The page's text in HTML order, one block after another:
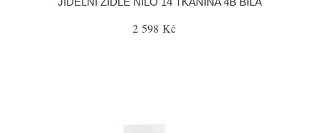
2 598 Kč